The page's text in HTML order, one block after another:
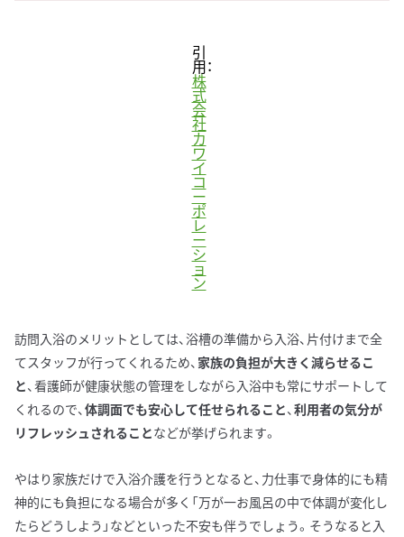
引
用：
株
式
会
社
カ
ワ
イ
コ
ー
ポ
レ
ー
シ
ョ
ン
訪問入浴のメリットとしては、浴槽の準備から入浴、片付けまで全
てスタッフが行ってくれるため、 家族の負担が大きく減らせるこ
と、看護師が健康状態の管理をしながら入浴中も常にサポートして
くれるので、体調面でも安心して任せられること、利用者の気分が
リフレッシュされることなどが挙げられます。
やはり家族だけで入浴介護を行うとなると、力仕事で身体的にも精
神的にも負担になる場合が多く「万が一お風呂の中で体調が変化し
たらどうしよう」などといった不安も伴うでしょう。そうなると入